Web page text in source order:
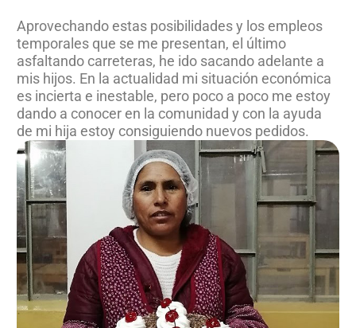
Aprovechando estas posibilidades y los empleos
temporales que se me presentan, el último
asfaltando carreteras, he ido sacando adelante a
mis hijos. En la actualidad mi situación económica
es incierta e inestable, pero poco a poco me estoy
dando a conocer en la comunidad y con la ayuda
de mi hija estoy consiguiendo nuevos pedidos.